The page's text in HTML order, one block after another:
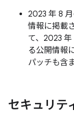
2023 年 8
情報に掲載
て、2023
る公開情報
パッチも含
セキュリテ